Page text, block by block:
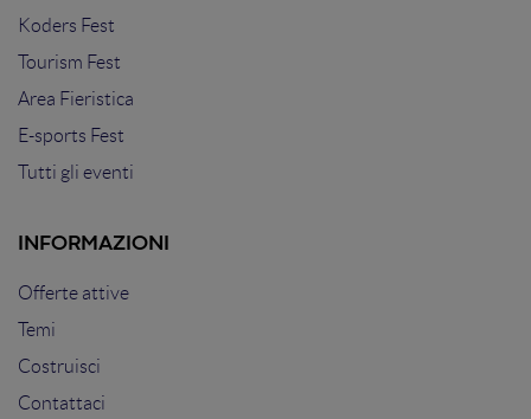
Koders Fest
Tourism Fest
Area Fieristica
E-sports Fest
Tutti gli eventi
INFORMAZIONI
Offerte attive
Temi
Costruisci
Contattaci